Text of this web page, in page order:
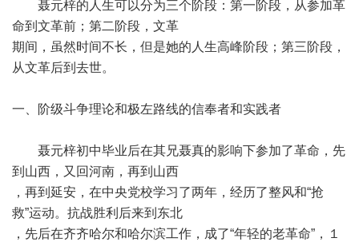
聂元梓的人生可以分为三个阶段：第一阶段，从参加革
命到文革前；第二阶段，文革
期间，虽然时间不长，但是她的人生高峰阶段；第三阶段，
从文革后到去世。
一、阶级斗争理论和极左路线的信奉者和实践者
聂元梓初中毕业后在其兄聂真的影响下参加了革命，先
到山西，又回河南，再到山西
，再到延安，在中央党校学习了两年，经历了整风和“抢
救”运动。抗战胜利后来到东北
，先后在齐齐哈尔和哈尔滨工作，成了“年轻的老革命”，１